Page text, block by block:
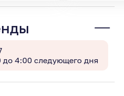
4:00 следующего дня